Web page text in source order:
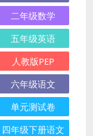
二年级数学
五年级英语
人教版PEP
六年级语文
单元测试卷
四年级下册语文